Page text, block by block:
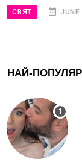
СВЯТ
НАЙ-